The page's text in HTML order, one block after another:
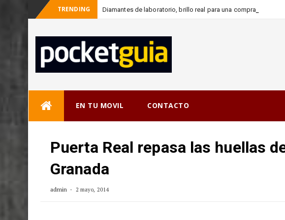
TRENDING Diamantes de laboratorio, brillo real para una compra más
EN TU MOVIL CONTACTO
Puerta Real repasa las huellas
Granada